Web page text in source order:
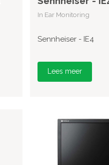
In Ear Monitoring
Sennheiser - IE4
Lees meer